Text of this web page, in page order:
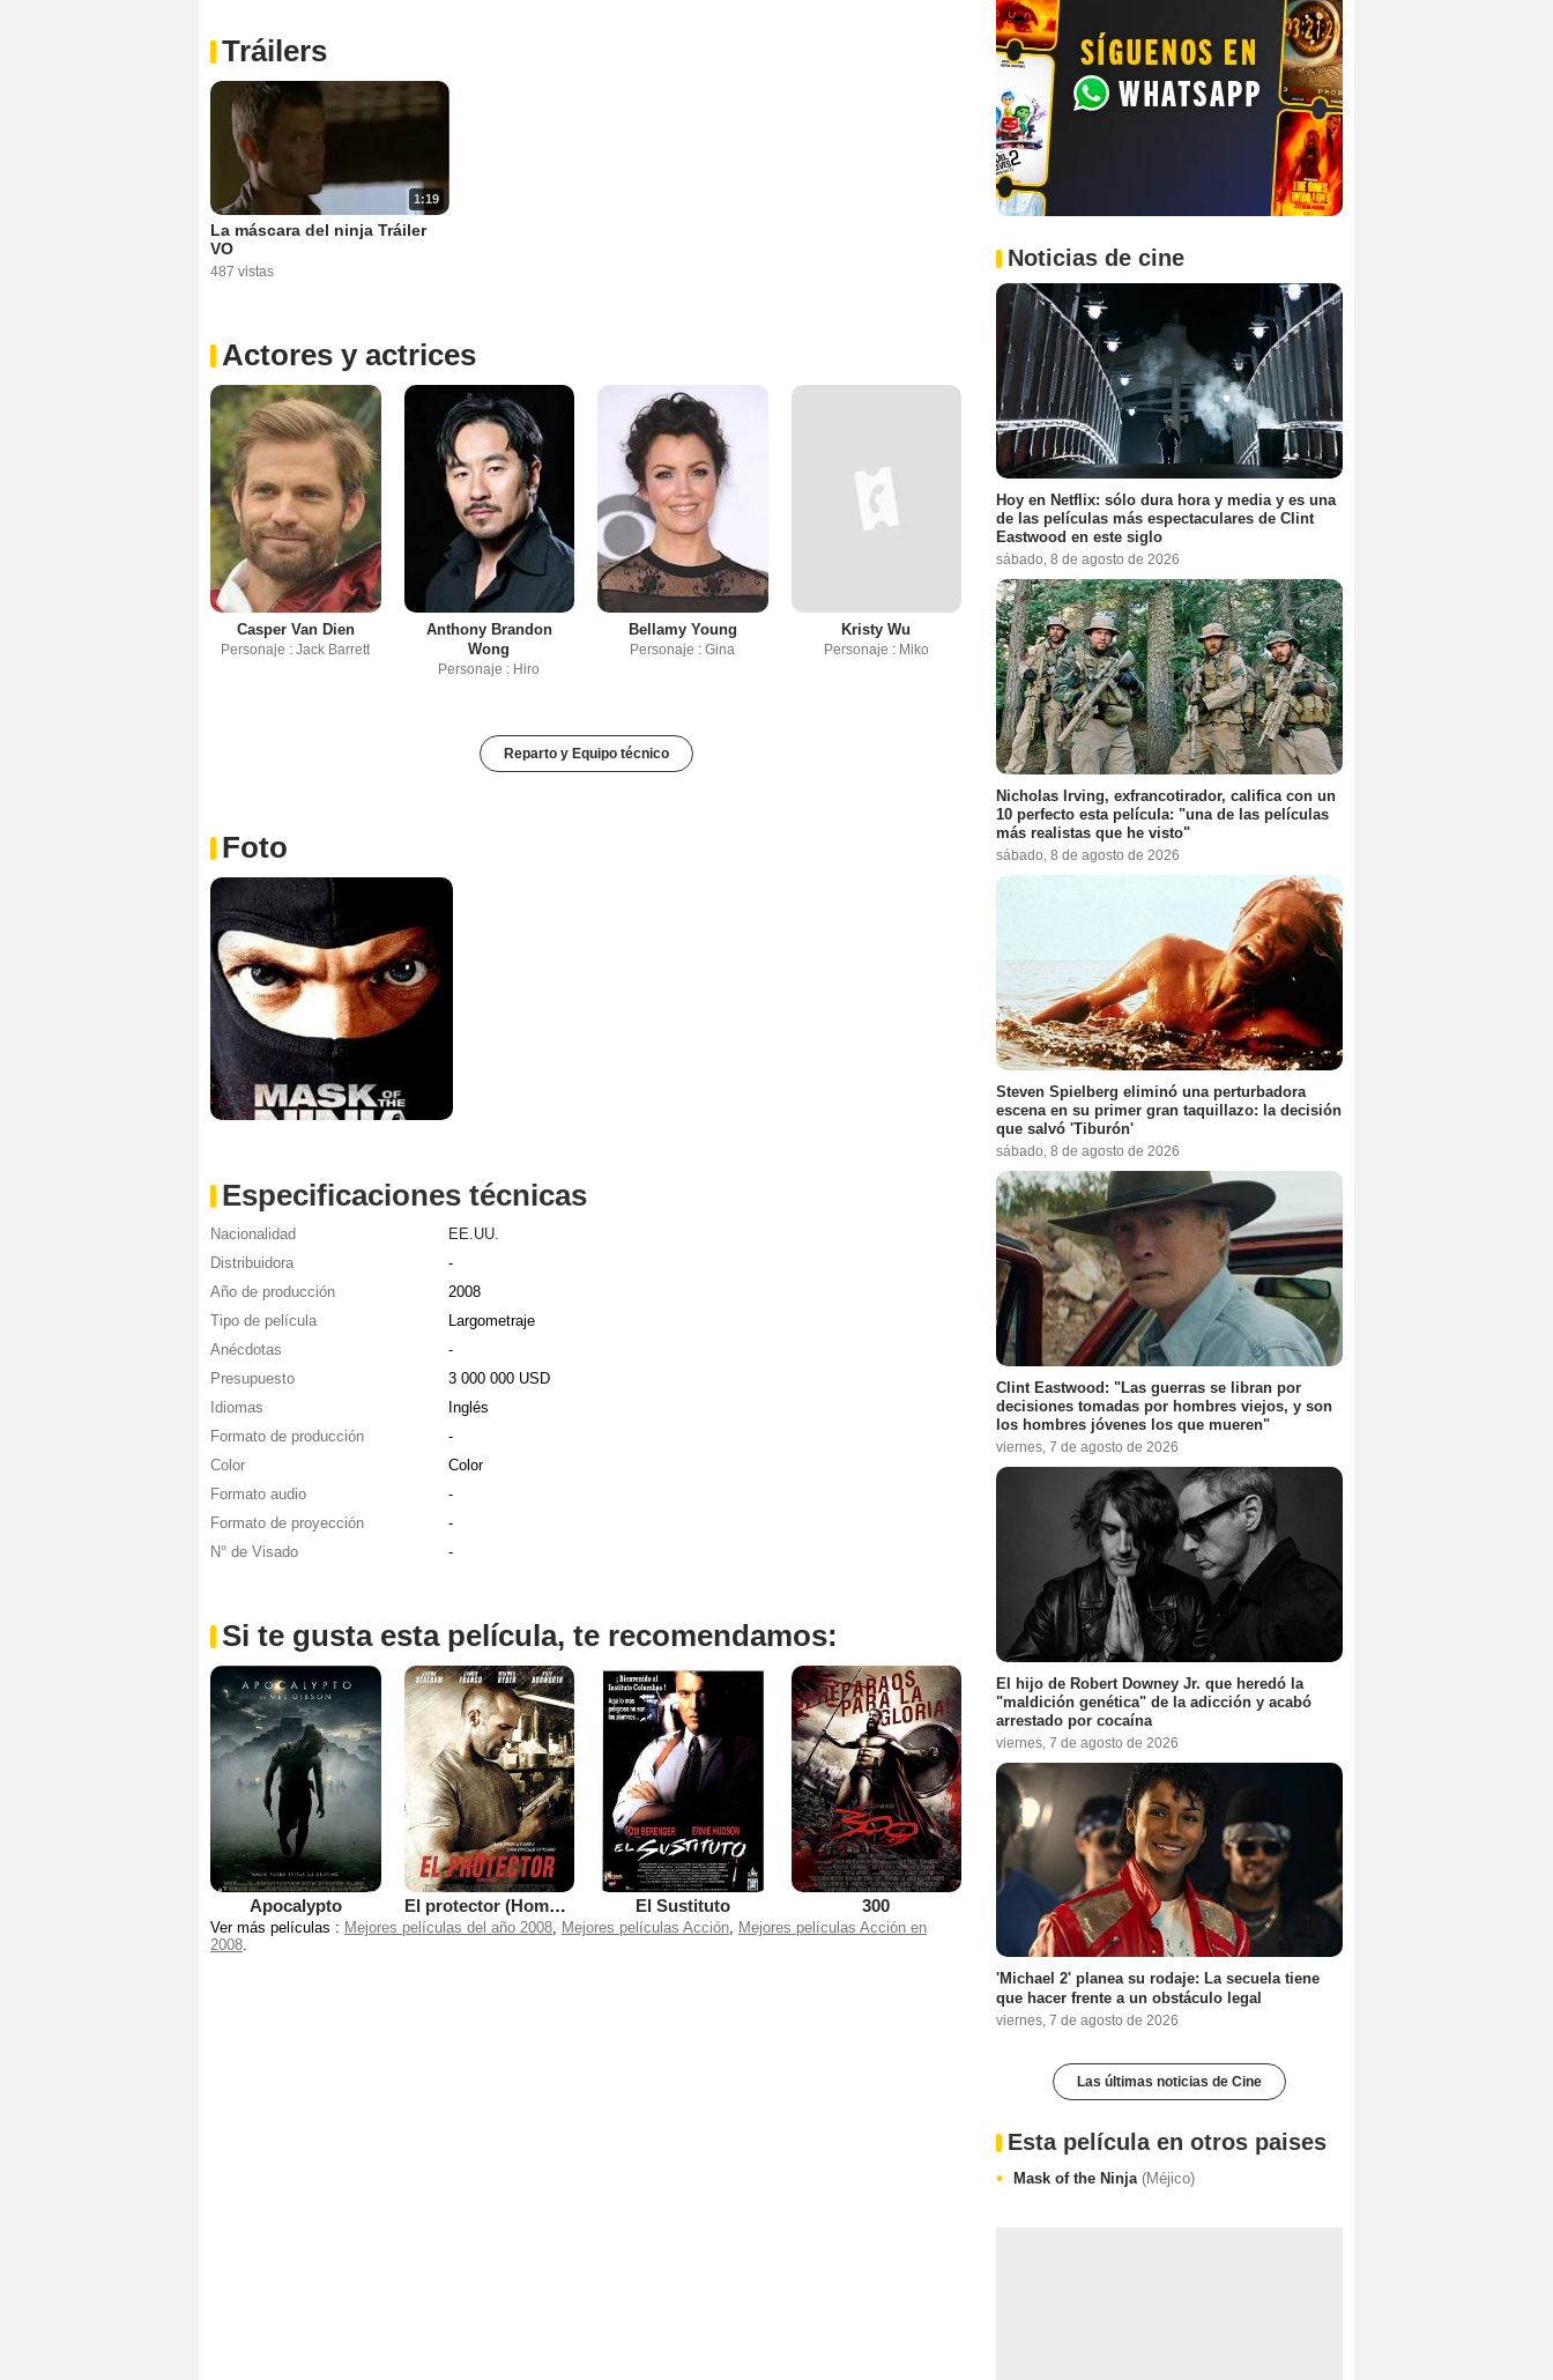
Tráilers
1:19
La máscara del ninja Tráiler
VO
487 vistas
Actores y actrices
Casper Van Dien
Personaje : Jack Barrett
Anthony Brandon
Wong
Personaje : Hiro
Bellamy Young
Personaje : Gina
Kristy Wu
Personaje : Miko
Reparto y Equipo técnico
Foto
Especificaciones técnicas
Nacionalidad
EE.UU.
Distribuidora
-
Año de producción
2008
Tipo de película
Largometraje
Anécdotas
-
Presupuesto
3 000 000 USD
Idiomas
Inglés
Formato de producción
-
Color
Color
Formato audio
-
Formato de proyección
-
N° de Visado
-
Si te gusta esta película, te recomendamos:
Apocalypto El protector (Homefront) El Sustituto 300
Ver más películas : Mejores películas del año 2008, Mejores películas Acción, Mejores películas Acción en
2008.
Noticias de cine
Hoy en Netflix: sólo dura hora y media y es una
de las películas más espectaculares de Clint
Eastwood en este siglo
sábado, 8 de agosto de 2026
Nicholas Irving, exfrancotirador, califica con un
10 perfecto esta película: "una de las películas
más realistas que he visto"
sábado, 8 de agosto de 2026
Steven Spielberg eliminó una perturbadora
escena en su primer gran taquillazo: la decisión
que salvó 'Tiburón'
sábado, 8 de agosto de 2026
Clint Eastwood: "Las guerras se libran por
decisiones tomadas por hombres viejos, y son
los hombres jóvenes los que mueren"
viernes, 7 de agosto de 2026
El hijo de Robert Downey Jr. que heredó la
"maldición genética" de la adicción y acabó
arrestado por cocaína
viernes, 7 de agosto de 2026
'Michael 2' planea su rodaje: La secuela tiene
que hacer frente a un obstáculo legal
viernes, 7 de agosto de 2026
Las últimas noticias de Cine
Esta película en otros paises
Mask of the Ninja (Méjico)